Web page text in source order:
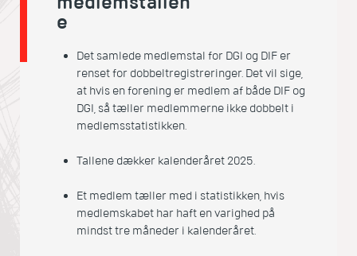
e
Det samlede medlemstal for DGI og DIF er
renset for dobbeltregistreringer. Det vil sige,
at hvis en forening er medlem af både DIF og
DGI, så tæller medlemmerne ikke dobbelt i
medlemsstatistikken.
Tallene dækker kalenderåret 2025.
Et medlem tæller med i statistikken, hvis
medlemskabet har haft en varighed på
mindst tre måneder i kalenderåret.